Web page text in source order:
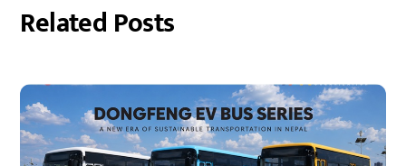
Related Posts